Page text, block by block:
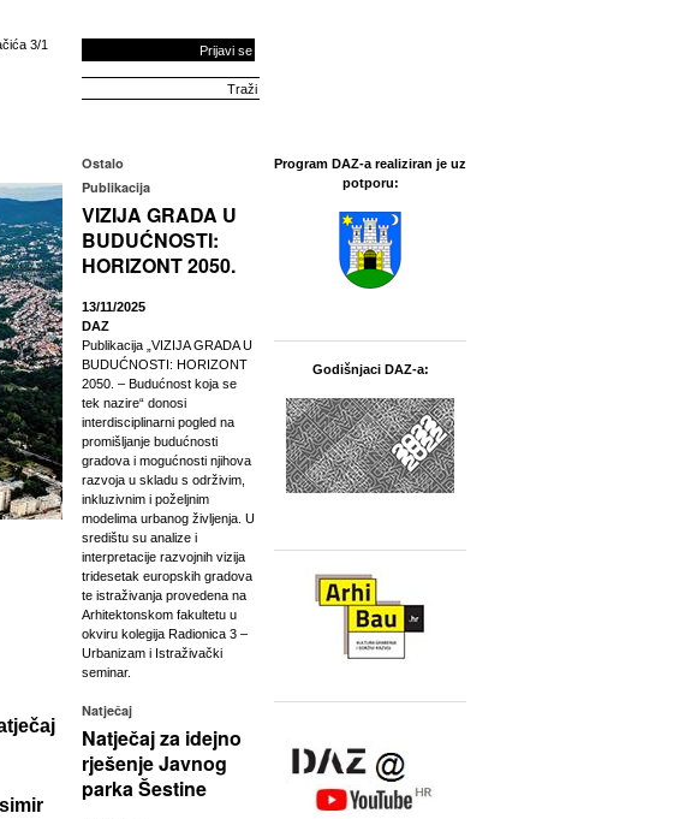
3/1
Prijavi se
Ostalo
Publikacija
VIZIJA GRADA U
BUDUĆNOSTI:
HORIZONT 2050.
13/11/2025
DAZ
Publikacija „VIZIJA GRADA U
BUDUĆNOSTI: HORIZONT
2050. – Budućnost koja se
tek nazire“ donosi
interdisciplinarni pogled na
promišljanje budućnosti
gradova i mogućnosti njihova
razvoja u skladu s održivim,
inkluzivnim i poželjnim
modelima urbanog življenja. U
središtu su analize i
interpretacije razvojnih vizija
tridesetak europskih gradova
te istraživanja provedena na
Arhitektonskom fakultetu u
okviru kolegija Radionica 3 –
Urbanizam i Istraživački
seminar.
Natječaj
Natječaj za idejno
rješenje Javnog
parka Šestine
Program DAZ-a realiziran je uz
potporu:
Godišnjaci DAZ-a: